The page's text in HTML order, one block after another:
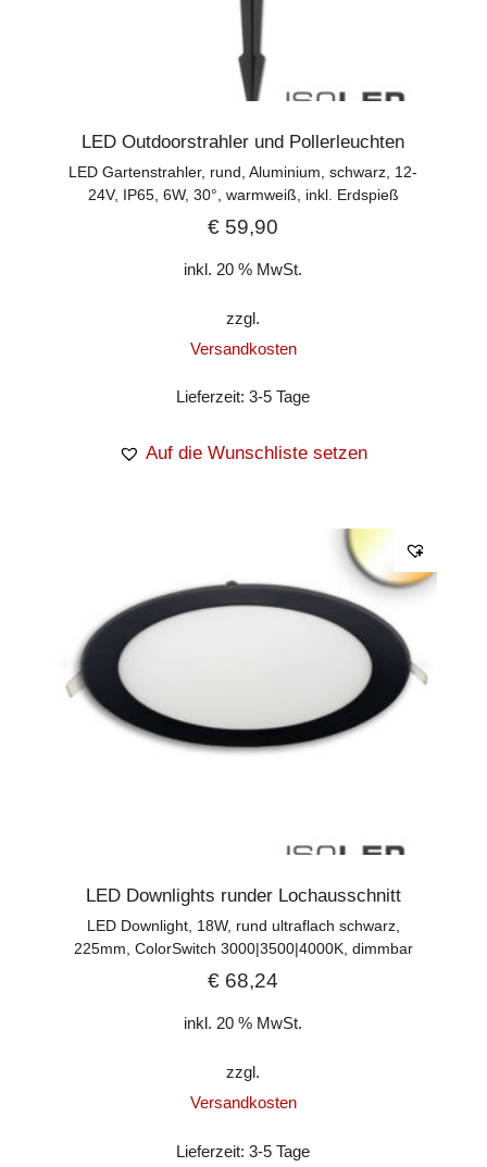
LED Outdoorstrahler und Pollerleuchten
LED Gartenstrahler, rund, Aluminium, schwarz, 12-
24V, IP65, 6W, 30°, warmweiß, inkl. Erdspieß
€ 59,90
inkl. 20 % MwSt.
zzgl.
Versandkosten
Lieferzeit:3-5 Tage
Auf die Wunschliste setzen
LED Downlights runder Lochausschnitt
LED Downlight, 18W, rund ultraflach schwarz,
225mm, ColorSwitch 3000|3500|4000K, dimmbar
€ 68,24
inkl. 20 % MwSt.
zzgl.
Versandkosten
Lieferzeit:3-5 Tage